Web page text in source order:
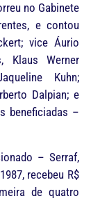
no Gabinete
e contou
vice Áurio
Klaus Werner
Kuhn;
Dalpian; e
beneficiadas –
– Serraf,
recebeu R$
de quatro